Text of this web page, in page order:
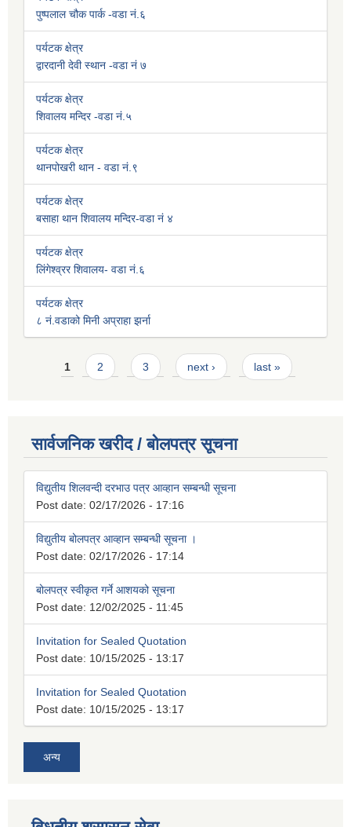
पुष्पलाल चौक पार्क -वडा नं.६
पर्यटक क्षेत्र
द्वारदानी देवी स्थान -वडा नं ७
पर्यटक क्षेत्र
शिवालय मन्दिर -वडा नं.५
पर्यटक क्षेत्र
थानपोखरी थान - वडा नं.९
पर्यटक क्षेत्र
बसाहा थान शिवालय मन्दिर-वडा नं ४
पर्यटक क्षेत्र
लिंगेश्व्रर शिवालय- वडा नं.६
पर्यटक क्षेत्र
८ नं.वडाको मिनी अप्राहा झर्ना
Pages
1 2 3 next › last »
सार्वजनिक खरीद / बोलपत्र सूचना
विद्युतीय शिलवन्दी दरभाउ पत्र आव्हान सम्बन्धी सूचना
Post date: 02/17/2026 - 17:16
विद्युतीय बोलपत्र आव्हान सम्बन्धी सूचना ।
Post date: 02/17/2026 - 17:14
बोलपत्र स्वीकृत गर्ने आशयको सूचना
Post date: 12/02/2025 - 11:45
Invitation for Sealed Quotation
Post date: 10/15/2025 - 13:17
Invitation for Sealed Quotation
Post date: 10/15/2025 - 13:17
अन्य